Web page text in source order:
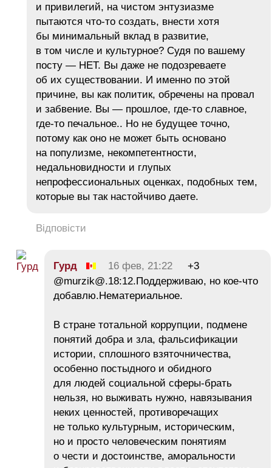
и привилегий, на чистом энтузиазме
пытаются что-то создать, внести хотя
бы минимальный вклад в развитие,
в том числе и культурное? Судя по вашему
посту — НЕТ. Вы даже не подозреваете
об их существовании. И именно по этой
причине, вы как политик, обречены на провал
и забвение. Вы — прошлое, где-то славное,
где-то печальное.. Но не будущее точно,
потому как оно не может быть основано
на популизме, некомпетентности,
недальновидности и глупых
непрофессиональных оценках, подобных тем,
которые вы так настойчиво даете.
Відповісти
Гурд 16 фев, 21:22
+3
@murzik@.18:12.Поддерживаю, но кое-что
добавлю.Нематериальное.
В стране тотальной коррупции, подмене
понятий добра и зла, фальсификации
истории, сплошного взяточничества,
особенно постыдного и обидного
для людей социальной сферы-брать
нельзя, но выживать нужно, навязывания
неких ценностей, противоречащих
не только культурным, историческим,
но и просто человеческим понятиям
о чести и достоинстве, аморальности